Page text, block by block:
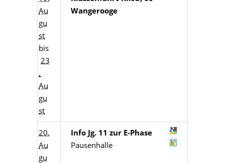
Au
gu
st
bis
23
.
Au
gu
st
Wangerooge
20.
Au
gu
Info Jg. 11 zur E-Phase
Pausenhalle